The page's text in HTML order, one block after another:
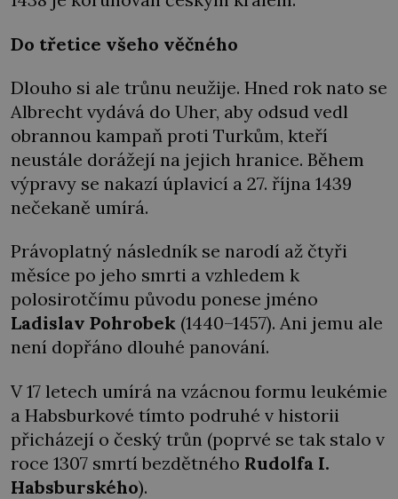
Do třetice všeho věčného
Dlouho si ale trůnu neužije. Hned rok nato se
Albrecht vydává do Uher, aby odsud vedl
obrannou kampaň proti Turkům, kteří
neustále dorážejí na jejich hranice. Během
výpravy se nakazí úplavicí a 27. října 1439
nečekaně umírá.
Právoplatný následník se narodí až čtyři
měsíce po jeho smrti a vzhledem k
polosirotčímu původu ponese jméno
Ladislav Pohrobek (1440–1457). Ani jemu ale
není dopřáno dlouhé panování.
V 17 letech umírá na vzácnou formu leukémie
a Habsburkové tímto podruhé v historii
přicházejí o český trůn (poprvé se tak stalo v
roce 1307 smrtí bezdětného Rudolfa I.
Habsburského).